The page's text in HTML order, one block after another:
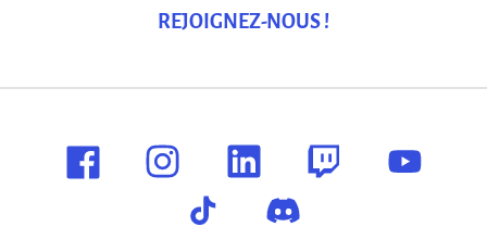
REJOIGNEZ-NOUS !